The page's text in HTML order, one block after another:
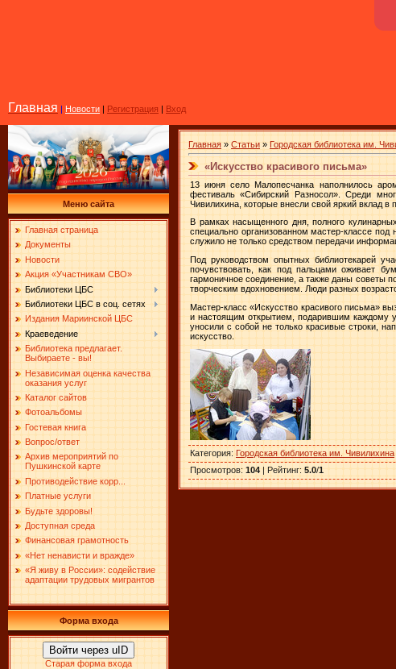
Главная | Новости | Регистрация | Вход
Меню сайта
Главная страница
Документы
Новости
Акция «Участникам СВО»
Библиотеки ЦБС
Библиотеки ЦБС в соц. сетях
Издания Мариинской ЦБС
Краеведение
Библиотека предлагает.
Выбираете - вы!
Независимая оценка качества
оказания услуг
Каталог сайтов
Фотоальбомы
Гостевая книга
Вопрос/ответ
Архив мероприятий по
Пушкинской карте
Противодействие корр...
Платные услуги
Будьте здоровы!
Доступная среда
Финансовая грамотность
«Нет ненависти и вражде»
«Я живу в России»: содействие
адаптации трудовых мигрантов
Форма входа
Войти через uID
Старая форма входа
Главная » Статьи » Городская библиотека им.
«Искусство красивого письма»
13 июня село Малопесчанка наполнилось
фестиваль «Сибирский Разносол». Среди
Чивилихина, которые внесли свой яркий вклад в
В рамках насыщенного дня, полного
специально организованном мастер-классе
служило не только средством передачи
Под руководством опытных библиотекарей
почувствовать, как под пальцами оживает
гармоничное соединение, а также даны советы
творческим вдохновением. Люди разных
Мастер-класс «Искусство красивого письма»
и настоящим открытием, подарившим каждому
уносили с собой не только красивые строки,
искусство.
Категория: Городская библиотека им. Чивилихина
Просмотров: 104 | Рейтинг: 5.0/1